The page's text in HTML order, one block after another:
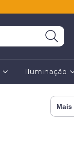
Iluminação